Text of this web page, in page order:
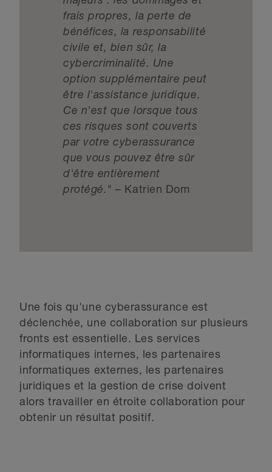
frais propres, la perte de
bénéfices, la responsabilité
civile et, bien sûr, la
cybercriminalité. Une
option supplémentaire peut
être l'assistance juridique.
Ce n'est que lorsque tous
ces risques sont couverts
par votre cyberassurance
que vous pouvez être sûr
d'être entièrement
protégé." – Katrien Dom
Une fois qu'une cyberassurance est
déclenchée, une collaboration sur plusieurs
fronts est essentielle. Les services
informatiques internes, les partenaires
informatiques externes, les partenaires
juridiques et la gestion de crise doivent
alors travailler en étroite collaboration pour
obtenir un résultat positif.